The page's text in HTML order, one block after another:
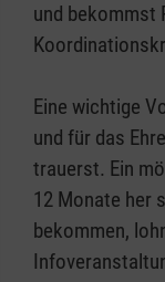
und bekommst
Eine wichtige
und für das
trauerst. Ein
12 Monate her
bekommen,